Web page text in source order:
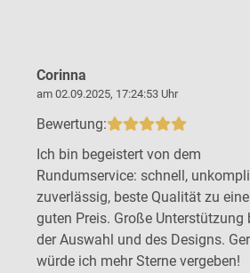
Corinna
am 02.09.2025, 17:24:53 Uhr
Bewertung:
Ich bin begeistert von dem
Rundumservice: schnell,
zuverlässig, beste Qualität zu
guten Preis. Große Unterstützung
der Auswahl und des Designs.
würde ich mehr Sterne vergeben!